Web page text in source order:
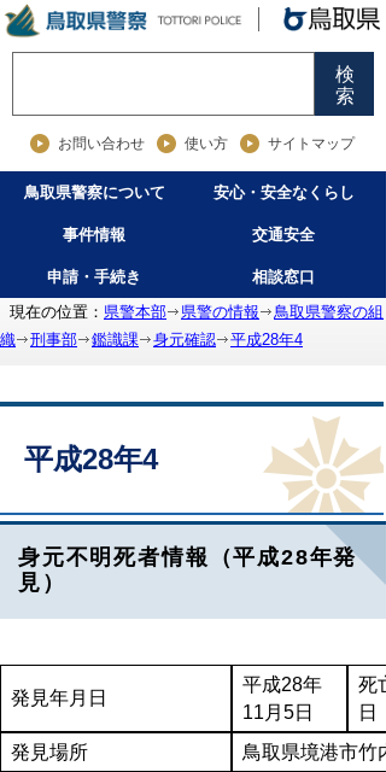
検
索
お問い合わせ 使い方 サイトマップ
鳥取県警察について 安心・安全なくらし
事件情報 交通安全
申請・手続き
相談窓口
現在の位置： 県警本部 県警の情報
鳥取県警察の組
織
刑事部 鑑識課 身元確認 平成28年4
平成28年4
身元不明死者情報（平成28年発
見）
発見年月日
平成28年
11月5日
死
日
発見場所
鳥取県境港市竹